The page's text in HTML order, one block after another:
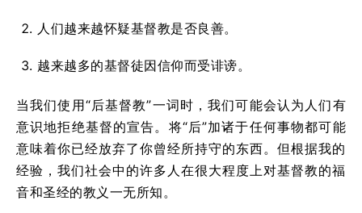
人们越来越怀疑基督教是否良善。
越来越多的基督徒因信仰而受诽谤。
当我们使用“后基督教”一词时，我们可能会认为人们有
意识地拒绝基督的宣告。将“后”加诸于任何事物都可能
意味着你已经放弃了你曾经所持守的东西。但根据我的
经验，我们社会中的许多人在很大程度上对基督教的福
音和圣经的教义一无所知。